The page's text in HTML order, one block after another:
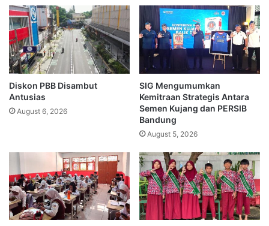
Diskon PBB Disambut
Antusias
August 6, 2026
SIG Mengumumkan
Kemitraan Strategis Antara
Semen Kujang dan PERSIB
Bandung
August 5, 2026